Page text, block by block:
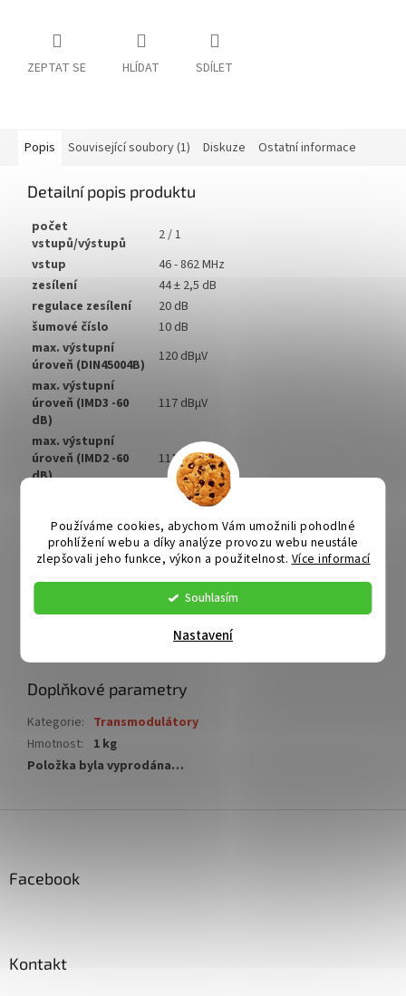
Používáme cookies, abychom Vám umožnili pohodlné
prohlížení webu a díky analýze provozu webu neustále
zlepšovali jeho funkce, výkon a použitelnost. Více informací
Souhlasím
Nastavení
ZEPTAT SE HLÍDAT SDÍLET
Popis Související soubory (1) Diskuze Ostatní informace
Detailní popis produktu
počet
vstupů/výstupů
2 / 1
vstup
46 - 862 MHz
zesílení
44 ± 2,5 dB
regulace zesílení
20 dB
šumové číslo
10 dB
max. výstupní
úroveň (DIN45004B)
120 dBµV
max. výstupní
úroveň (IMD3 -60
dB)
117 dBµV
max. výstupní
úroveň (IMD2 -60
dB)
111 dBµV
105 dBµV
max. výstupní
úroveň (CSO -60 dB) 105 dBµV
napájení
a power supply unit ref. 5529)
konektory
F-konektor (F-connector)
220 x 170 x 50 mm
Doplňkové parametry
Kategorie: Transmodulátory
Hmotnost:
1 kg
Položka byla vyprodána…
Facebook
Kontakt